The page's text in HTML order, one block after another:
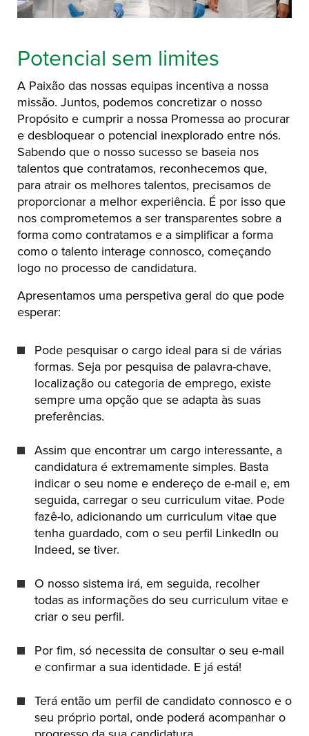
Potencial sem limites
A Paixão das nossas equipas incentiva a nossa
missão. Juntos, podemos concretizar o nosso
Propósito e cumprir a nossa Promessa ao procurar
e desbloquear o potencial inexplorado entre nós.
Sabendo que o nosso sucesso se baseia nos
talentos que contratamos, reconhecemos que,
para atrair os melhores talentos, precisamos de
proporcionar a melhor experiência. É por isso que
nos comprometemos a ser transparentes sobre a
forma como contratamos e a simplificar a forma
como o talento interage connosco, começando
logo no processo de candidatura.
Apresentamos uma perspetiva geral do que pode
esperar:
Pode pesquisar o cargo ideal para si de várias
formas. Seja por pesquisa de palavra-chave,
localização ou categoria de emprego, existe
sempre uma opção que se adapta às suas
preferências.
Assim que encontrar um cargo interessante, a
candidatura é extremamente simples. Basta
indicar o seu nome e endereço de e-mail e, em
seguida, carregar o seu curriculum vitae. Pode
fazê-lo, adicionando um curriculum vitae que
tenha guardado, com o seu perfil LinkedIn ou
Indeed, se tiver.
O nosso sistema irá, em seguida, recolher
todas as informações do seu curriculum vitae e
criar o seu perfil.
Por fim, só necessita de consultar o seu e-mail
e confirmar a sua identidade. E já está!
Terá então um perfil de candidato connosco e o
seu próprio portal, onde poderá acompanhar o